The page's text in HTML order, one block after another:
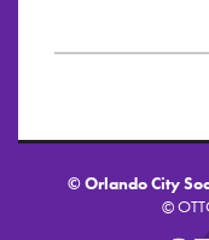
©Orlando City
©